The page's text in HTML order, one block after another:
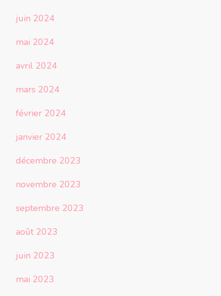
juin 2024
mai 2024
avril 2024
mars 2024
février 2024
janvier 2024
décembre 2023
novembre 2023
septembre 2023
août 2023
juin 2023
mai 2023